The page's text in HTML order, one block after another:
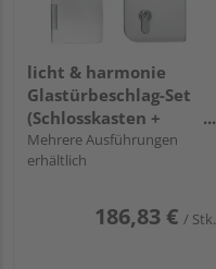
licht & harmonie
Glastürbeschlag-Set
(Schlosskasten +
Bänder) "Rundform
2.1"
Mehrere Ausführungen
erhältlich
186,83 € / Stk.